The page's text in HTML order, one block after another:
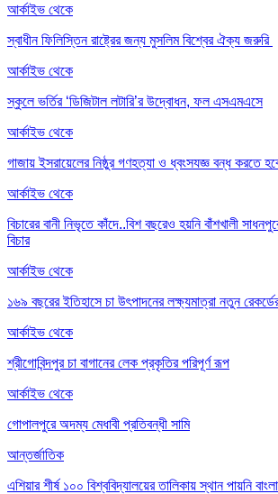
আর্কাইভ থেকে
স্বাধীন ফিলিস্তিন রাষ্ট্রের জন্য মুসলিম বিশ্বের ঐক্য জরুরি
আর্কাইভ থেকে
স্কুলে ভর্তির ‘ডিজিটাল লটারি’র উদ্বোধন, ফল এসএমএসে
আর্কাইভ থেকে
গাজায় ইসরায়েলের নিষ্ঠুর গণহত্যা ও ধ্বংসযজ্ঞ বন্ধ করতে
আর্কাইভ থেকে
বিচারের বানী নিভৃতে কাঁদে..বিশ বছরেও হয়নি বাঁশখালী
বিচার
আর্কাইভ থেকে
১৬৯ বছরের ইতিহাসে চা উৎপাদনের লক্ষ্যমাত্রা নতুন
আর্কাইভ থেকে
শ্রীগোবিন্দপুর চা বাগানের লেক প্রকৃতির পরিপূর্ণ রূপ
আর্কাইভ থেকে
গোপালপুরে অদম্য মেধাবী প্রতিবন্ধী সামি
আন্তর্জাতিক
এশিয়ার শীর্ষ ১০০ বিশ্ববিদ্যালয়ের তালিকায় স্থান পায়নি